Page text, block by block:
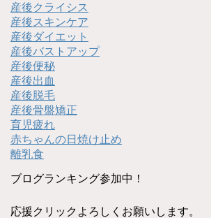
産後クライシス
産後スキンケア
産後ダイエット
産後バストアップ
産後便秘
産後出血
産後脱毛
産後骨盤矯正
育児疲れ
赤ちゃんの日焼け止め
離乳食
ブログランキング参加中！
応援クリックよろしくお願いします。